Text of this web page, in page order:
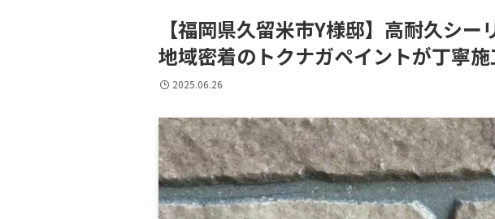
【福岡県久留米市Y様邸】高耐久シ
地域密着のトクナガペイントが丁寧施
2025.06.26